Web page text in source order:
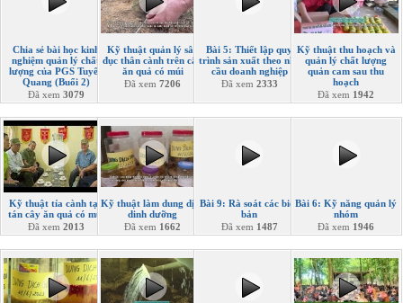
Chia sẻ bài học kinh
nghiệm quản lý chất
lượng của PGS Tuyên
Quang (Buổi 2)
Đã xem 3079
Kỹ thuật quản lý sâu
đục thân cành trên cây
ăn quả có múi
Đã xem7206
Bài 5: Thiết lập quy
trình sản xuất theo nhu
cầu doanh nghiệp
Đã xem 2333
Kỹ thuật thu hoạch và
quản lý chất lượng
quản cam sau thu
hoạch
Đã xem 1942
Kỹ thuật tỉa cành tạo
tán cây ăn quả có múi
Đã xem 2013
Kỹ thuật làm dung dịch
dinh dưỡng
Đã xem 1662
Bài 9: Rà soát các biên
bản
Đã xem 1487
Bài 6: Kỹ năng quản lý
nhóm
Đã xem 1946